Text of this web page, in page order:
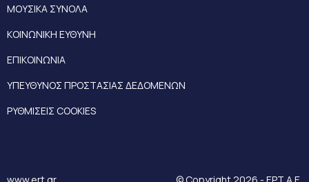
ΜΟΥΣΙΚΑ ΣΥΝΟΛΑ
ΚΟΙΝΩΝΙΚΗ ΕΥΘΥΝΗ
ΕΠΙΚΟΙΝΩΝΙΑ
ΥΠΕΥΘΥΝΟΣ ΠΡΟΣΤΑΣΙΑΣ ΔΕΔΟΜΕΝΩΝ
ΡΥΘΜΙΣΕΙΣ COOKIES